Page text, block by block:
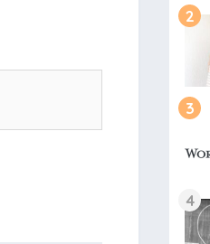
2
3
4